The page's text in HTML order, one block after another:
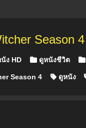
Season
ง HD ดูหนังชีวิต
Season 4 ดูหนัง